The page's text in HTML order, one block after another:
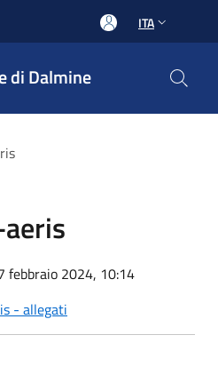
ITA
di Dalmine
febbraio 2024, 10:14
- allegati